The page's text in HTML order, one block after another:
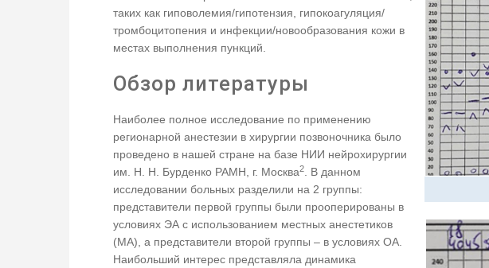
таких как гиповолемия/гипотензия, гипокоагуляция/
тромбоцитопения и инфекции/новообразования кожи в
местах выполнения пункций.
Обзор литературы
Наиболее полное исследование по применению
регионарной анестезии в хирургии позвоночника было
проведено в нашей стране на базе НИИ нейрохирургии
им. Н. Н. Бурденко РАМН, г. Москва2
. В данном
исследовании больных разделили на 2 группы:
представители первой группы были прооперированы в
условиях ЭА с использованием местных анестетиков
(МА), а представители второй группы – в условиях ОА.
Наибольший интерес представляла динамика